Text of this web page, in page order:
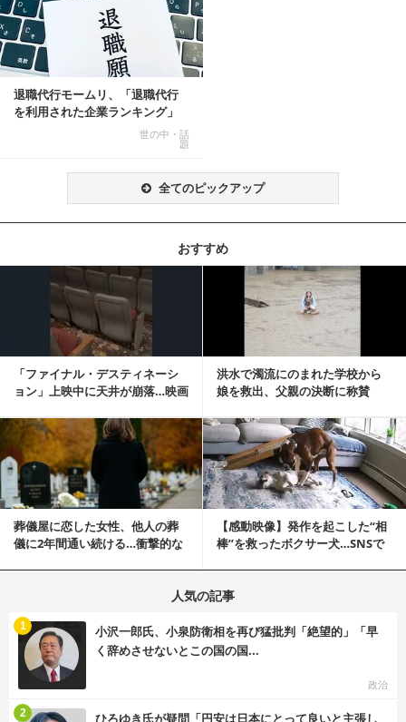
退職代行モームリ、「退職代行
を利用された企業ランキング」
世の中・話
題
全てのピックアップ
おすすめ
「ファイナル・デスティネーシ
ョン」上映中に天井が崩落…映画
洪水で濁流にのまれた学校から
娘を救出、父親の決断に称賛
記事を読む
葬儀屋に恋した女性、他人の葬
儀に2年間通い続ける…衝撃的な
【感動映像】発作を起こした“相
棒”を救ったボクサー犬…SNSで
記事を読む
人気の記事
小沢一郎氏、小泉防衛相を再び猛批判「絶望的」「早
く辞めさせないとこの国の国...
政治
1
2